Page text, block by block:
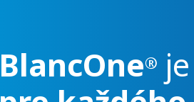
BlancOne® je